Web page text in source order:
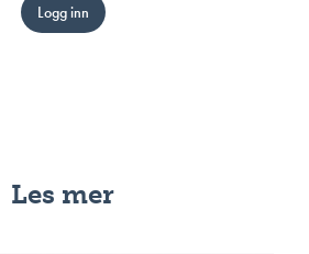
Logg inn
Les mer